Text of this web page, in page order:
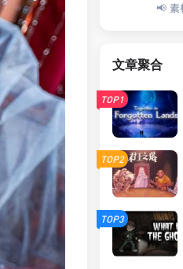
📢 素
文章聚合
TOP1
TOP2
TOP3